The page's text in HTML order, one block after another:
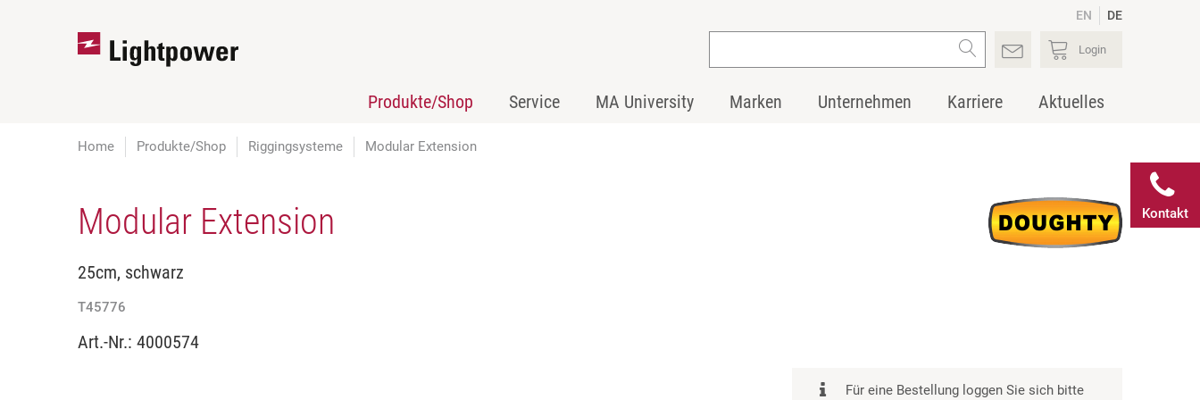
EN DE
Login
Produkte/Shop Service MA University Marken Unternehmen Karriere Aktuelles
Kontakt
Home Produkte/Shop Riggingsysteme Modular Extension
Modular Extension
25cm, schwarz
T45776
Art.-Nr.: 4000574
Für eine Bestellung loggen Sie sich bitte